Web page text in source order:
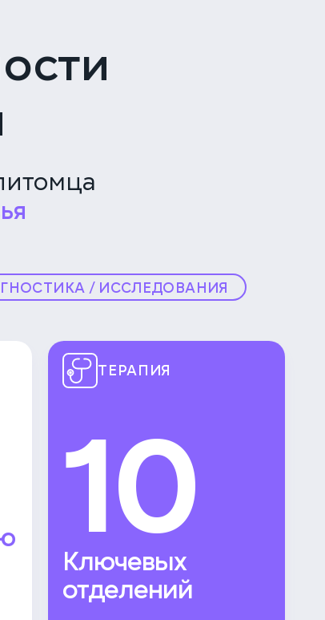
/ ИССЛЕДОВАНИЯ
ТЕРАПИЯ
10
Ключевых
отделений